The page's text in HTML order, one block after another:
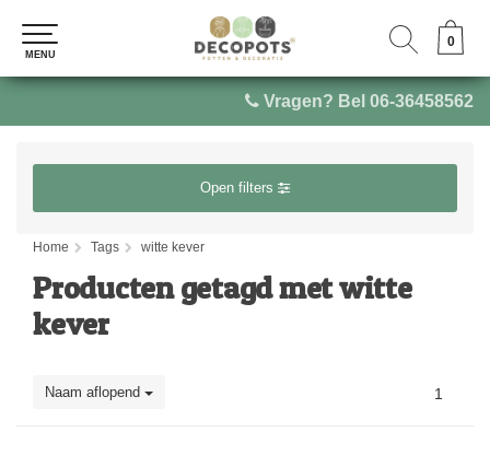
Vragen? Bel 06-36458562
0
MENU
0
MENU
Open filters
Home Tags witte kever
Producten getagd met witte
kever
Naam aflopend 1